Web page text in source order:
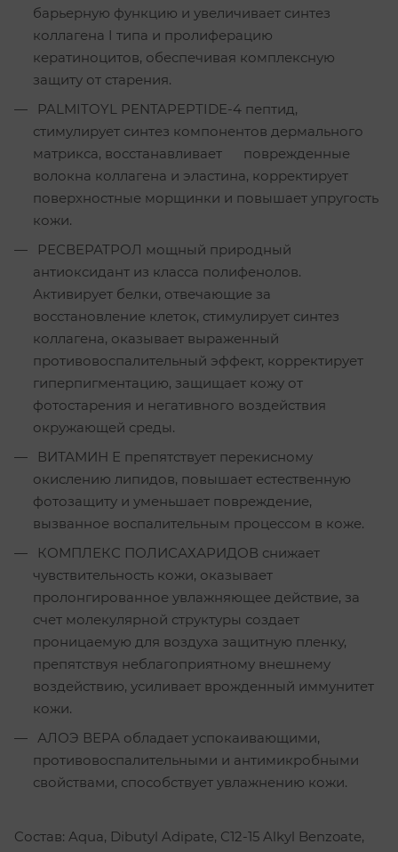
барьерную функцию и увеличивает синтез
коллагена I типа и пролиферацию
кератиноцитов, обеспечивая комплексную
защиту от старения.
PALMITOYL PENTAPEPTIDE-4 пептид,
стимулирует синтез компонентов дермального
матрикса, восстанавливает поврежденные
волокна коллагена и эластина, корректирует
поверхностные морщинки и повышает упругость
кожи.
РЕСВЕРАТРОЛ мощный природный
антиоксидант из класса полифенолов.
Активирует белки, отвечающие за
восстановление клеток, стимулирует синтез
коллагена, оказывает выраженный
противовоспалительный эффект, корректирует
гиперпигментацию, защищает кожу от
фотостарения и негативного воздействия
окружающей среды.
ВИТАМИН Е препятствует перекисному
окислению липидов, повышает естественную
фотозащиту и уменьшает повреждение,
вызванное воспалительным процессом в коже.
КОМПЛЕКС ПОЛИСАХАРИДОВ снижает
чувствительность кожи, оказывает
пролонгированное увлажняющее действие, за
счет молекулярной структуры создает
проницаемую для воздуха защитную пленку,
препятствуя неблагоприятному внешнему
воздействию, усиливает врожденный иммунитет
кожи.
АЛОЭ ВЕРА обладает успокаивающими,
противовоспалительными и антимикробными
свойствами, способствует увлажнению кожи.
Cостав: Aqua, Dibutyl Adipate, C12-15 Alkyl Benzoate,